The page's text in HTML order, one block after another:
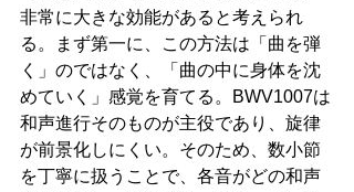
非常に大きな効能があると考えられ
る。まず第一に、この方法は「曲を弾
く」のではなく、「曲の中に身体を沈
めていく」感覚を育てる。BWV1007は
和声進行そのものが主役であり、旋律
が前景化しにくい。そのため、数小節
を丁寧に扱うことで、各音がどの和声